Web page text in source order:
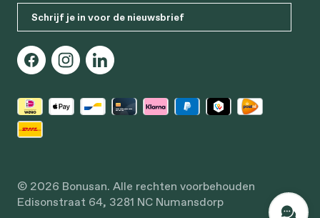
Schrijf je in voor de nieuwsbrief
© 2026 Bonusan. Alle rechten voorbehouden
Edisonstraat 64, 3281 NC Numansdorp